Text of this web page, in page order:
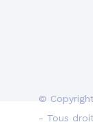
©
- Tous